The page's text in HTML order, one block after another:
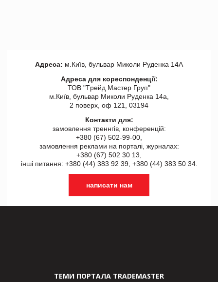
Адреса: м.Київ, бульвар Миколи Руденка 14А
Адреса для кореспонденції:
ТОВ "Tрейд Мастер Груп"
м.Київ, бульвар Миколи Руденка 14а,
2 поверх, оф 121, 03194
Контакти для:
замовлення треннгів, конференцій:
+380 (67) 502-99-00,
замовлення реклами на порталі, журналах:
+380 (67) 502 30 13,
інші питання: +380 (44) 383 92 39, +380 (44) 383 50 34.
написати нам
ТЕМИ ПОРТАЛА TRADEMASTER